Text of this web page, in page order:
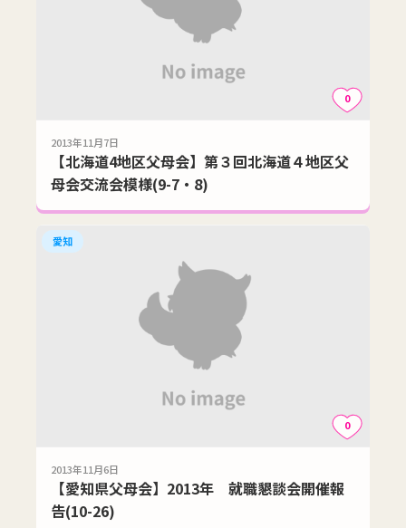
0
2013年11月7日
【北海道4地区父母会】第３回北海道４地区父
母会交流会模様(9-7・8)
愛知
0
2013年11月6日
【愛知県父母会】2013年 就職懇談会開催報
告(10-26)